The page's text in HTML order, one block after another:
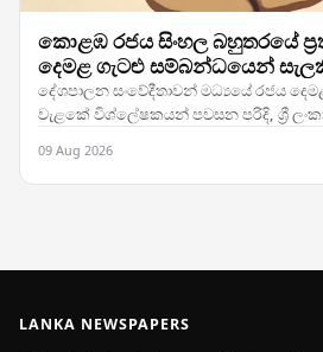
කොළඹ රජය සිංහල බහුතරයේ
දෙමළ ගැටළු සම්බන්ධයෙන්
දේශපාලන සංවේදීතාවන් මධ්‍යයේ රජය
වැළකේ විශ්ලේෂකයන් පවසන පරිදි, ශ්‍රී
09 Aug 2026
LANKA NEWSPAPERS